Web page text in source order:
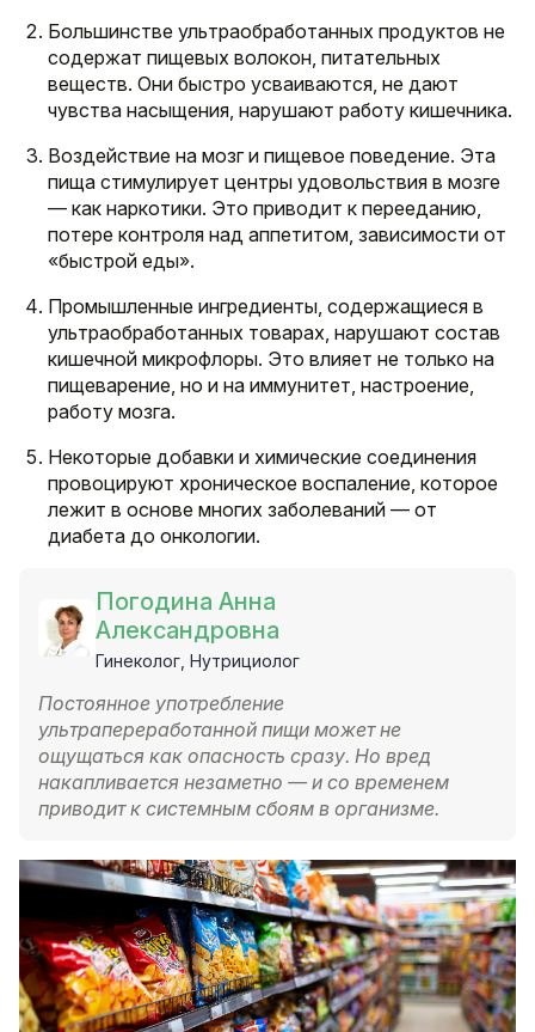
Большинстве ультраобработанных продуктов не
содержат пищевых волокон, питательных
веществ. Они быстро усваиваются, не дают
чувства насыщения, нарушают работу кишечника.
Воздействие на мозг и пищевое поведение. Эта
пища стимулирует центры удовольствия в мозге
— как наркотики. Это приводит к перееданию,
потере контроля над аппетитом, зависимости от
«быстрой еды».
Промышленные ингредиенты, содержащиеся в
ультраобработанных товарах, нарушают состав
кишечной микрофлоры. Это влияет не только на
пищеварение, но и на иммунитет, настроение,
работу мозга.
Некоторые добавки и химические соединения
провоцируют хроническое воспаление, которое
лежит в основе многих заболеваний — от
диабета до онкологии.
Погодина Анна
Александровна
Гинеколог, Нутрициолог
Постоянное употребление
ультрапереработанной пищи может не
ощущаться как опасность сразу. Но вред
накапливается незаметно — и со временем
приводит к системным сбоям в организме.